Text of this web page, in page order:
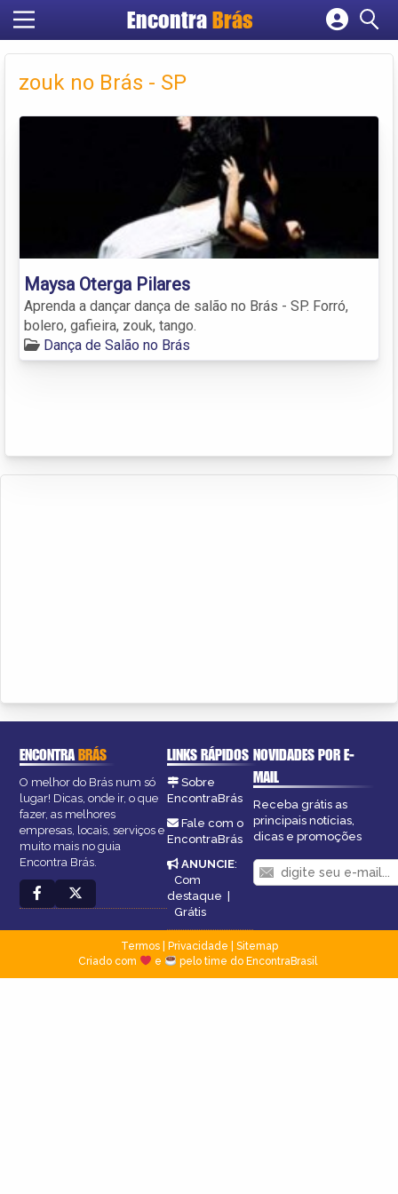
Encontra Brás
Cadastrar empresa
Criar conta
zouk no Brás - SP
Maysa Oterga Pilares
Aprenda a dançar dança de salão no Brás - SP. Forró,
bolero, gafieira, zouk, tango.
Dança de Salão no Brás
ENCONTRABRÁS
O melhor do Brás num só
lugar! Dicas, onde ir, o que
fazer, as melhores
empresas, locais, serviços e
muito mais no guia
Encontra Brás.
LINKS RÁPIDOS
Sobre
EncontraBrás
Fale com o
EncontraBrás
ANUNCIE:
Com
destaque |
Grátis
NOVIDADES POR E-
MAIL
Receba grátis as
principais notícias,
dicas e promoções
Termos| Privacidade
Sitemap
Criado com
e pelo time do EncontraBrasil